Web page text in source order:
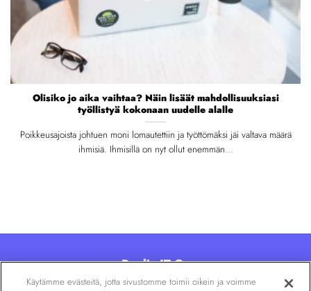
Olisiko jo aika vaihtaa? Näin lisäät mahdollisuuksiasi
työllistyä kokonaan uudelle alalle
Poikkeusajoista johtuen moni lomautettiin ja työttömäksi jäi valtava määrä
ihmisiä. Ihmisillä on nyt ollut enemmän...
Poolia IT Oy
Kalevankatu 6, 00100 Helsinki
Käytämme evästeitä, jotta sivustomme toimii oikein ja voimme